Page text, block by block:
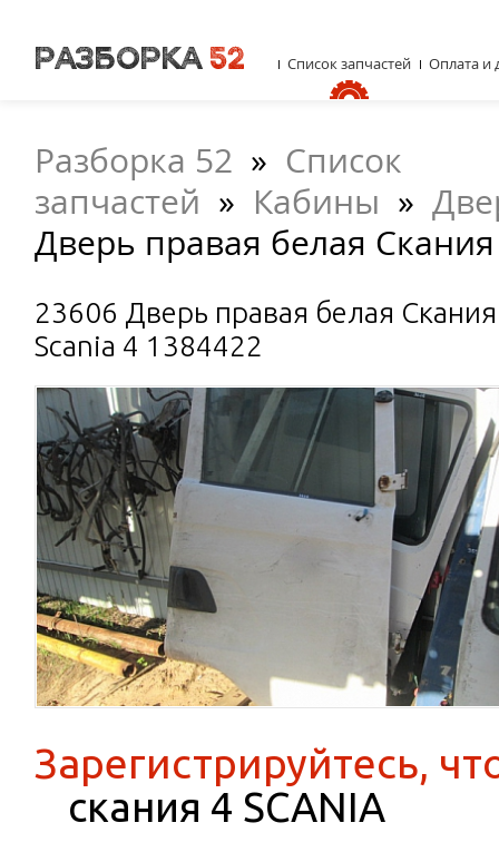
Разборка 52 » Список
запчастей » Кабины »
Дверь правая белая
23606 Дверь правая белая Скания
Scania 4 1384422
Зарегистрируйтесь,
скания 4 SCANIA
Список запчастей Оплата и